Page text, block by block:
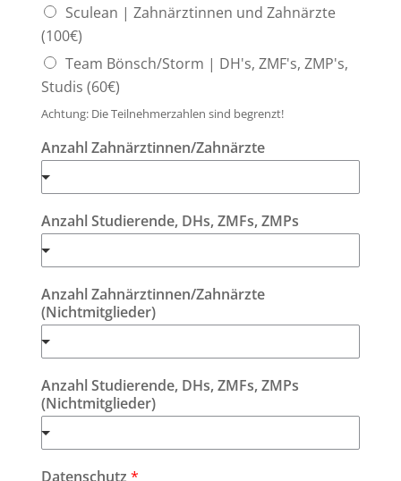
Sculean | Zahnärztinnen und Zahnärzte
(100€)
Team Bönsch/Storm | DH's, ZMF's, ZMP's,
Studis (60€)
Achtung: Die Teilnehmerzahlen sind begrenzt!
Anzahl Zahnärztinnen/Zahnärzte
Anzahl Studierende, DHs, ZMFs, ZMPs
Anzahl Zahnärztinnen/Zahnärzte
(Nichtmitglieder)
Anzahl Studierende, DHs, ZMFs, ZMPs
(Nichtmitglieder)
Datenschutz *